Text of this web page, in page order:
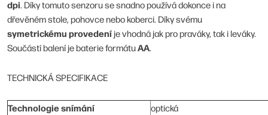
dpi . Díky tomuto senzoru se snadno používá dokonce i na
dřevěném stole, pohovce nebo koberci. Díky svému
symetrickému provedení je vhodná jak pro praváky, tak i leváky.
Součástí balení je baterie formátuAA
TECHNICKÁ SPECIFIKACE
Technologie snímání optická